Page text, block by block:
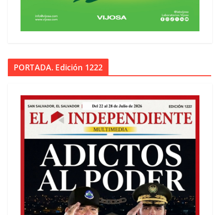
PORTADA. Edición 1222